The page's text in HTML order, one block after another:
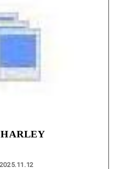
2025.11.12